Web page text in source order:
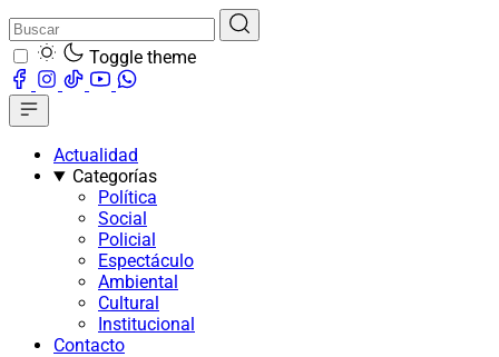
Toggle theme
Actualidad
Categorías
Política
Social
Policial
Espectáculo
Ambiental
Cultural
Institucional
Contacto